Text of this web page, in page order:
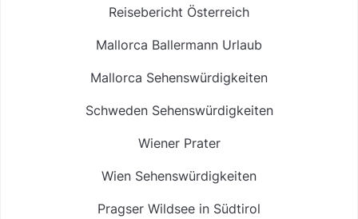
Reisebericht Österreich
Mallorca Ballermann Urlaub
Mallorca Sehenswürdigkeiten
Schweden Sehenswürdigkeiten
Wiener Prater
Wien Sehenswürdigkeiten
Pragser Wildsee in Südtirol